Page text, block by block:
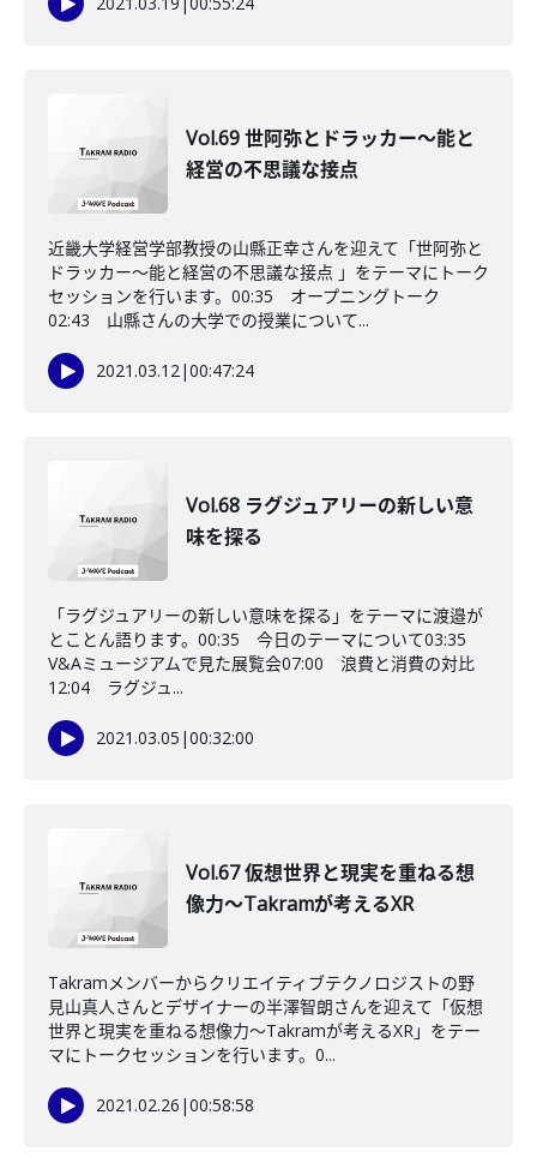
Vol.69 世阿弥とドラッカー～能と
経営の不思議な接点
近畿大学経営学部教授の山縣正幸さんを迎えて「世阿弥と
ドラッカー～能と経営の不思議な接点 」をテーマにトーク
セッションを行います。00:35 オープニングトーク
02:43 山縣さんの大学での授業について...
2021.03.12|00:47:24
Vol.68 ラグジュアリーの新しい意
味を探る
「ラグジュアリーの新しい意味を探る」をテーマに渡邉が
とことん語ります。00:35 今日のテーマについて03:35
V&Aミュージアムで見た展覧会07:00 浪費と消費の対比
12:04 ラグジュ...
2021.03.05 |00:32:00
Vol.67 仮想世界と現実を重ねる想
像力～Takramが考えるXR
Takramメンバーからクリエイティブテクノロジストの野
見山真人さんとデザイナーの半澤智朗さんを迎えて「仮想
世界と現実を重ねる想像力～Takramが考えるXR」をテー
マにトークセッションを行います。0...
2021.02.26 |00:58:58